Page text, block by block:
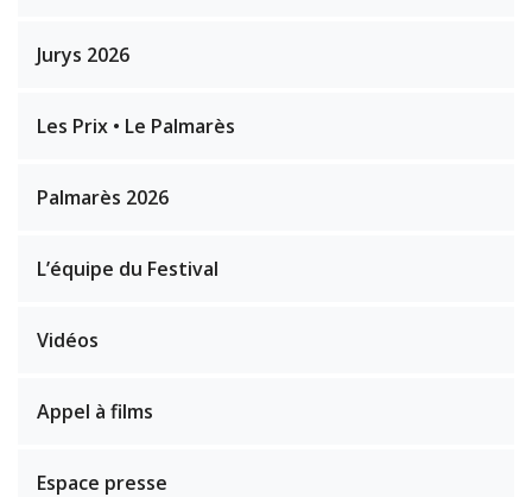
Jurys 2026
Les Prix • Le Palmarès
Palmarès 2026
L’équipe du Festival
Vidéos
Appel à films
Espace presse